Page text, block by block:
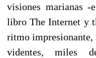
visiones marianas
libro The Internet y
ritmo impresionante,
videntes, miles